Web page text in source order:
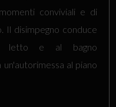
conviviali e di
Il disimpegno conduce
letto e al bagno
al piano